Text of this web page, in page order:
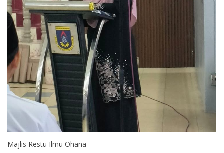
Majlis Restu Ilmu Ohana